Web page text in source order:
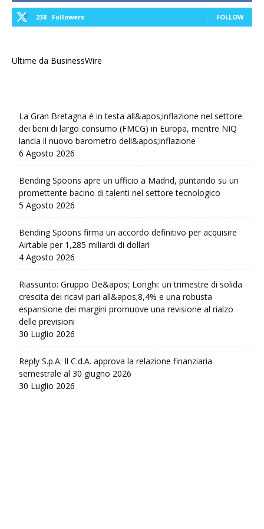
238 Followers FOLLOW
Ultime da BusinessWire
La Gran Bretagna è in testa all&apos;inflazione nel settore
dei beni di largo consumo (FMCG) in Europa, mentre NIQ
lancia il nuovo barometro dell&apos;inflazione
6 Agosto 2026
Bending Spoons apre un ufficio a Madrid, puntando su un
promettente bacino di talenti nel settore tecnologico
5 Agosto 2026
Bending Spoons firma un accordo definitivo per acquisire
Airtable per 1,285 miliardi di dollari
4 Agosto 2026
Riassunto: Gruppo De&apos; Longhi: un trimestre di solida
crescita dei ricavi pari all&apos;8,4% e una robusta
espansione dei margini promuove una revisione al rialzo
delle previsioni
30 Luglio 2026
Reply S.p.A: Il C.d.A. approva la relazione finanziaria
semestrale al 30 giugno 2026
30 Luglio 2026